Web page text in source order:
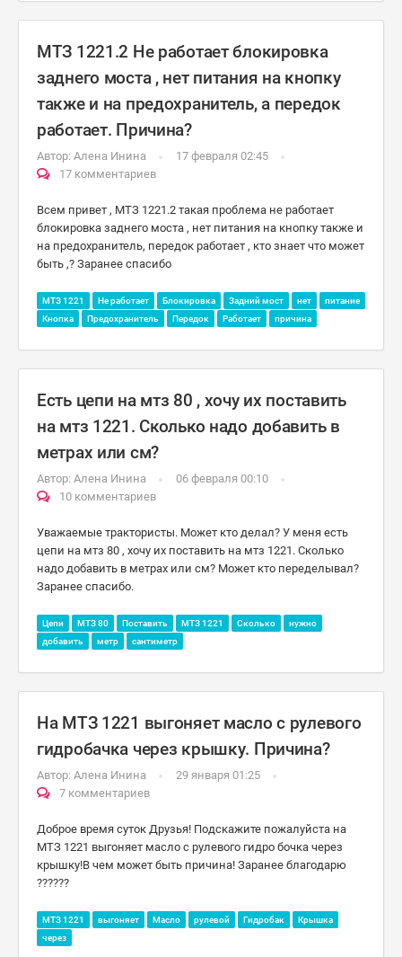
МТЗ 1221.2 Не работает блокировка
заднего моста , нет питания на кнопку
также и на предохранитель, а передок
работает. Причина?
Автор: Алена Инина
17 февраля 02:45
17 комментариев
Всем привет , МТЗ 1221.2 такая проблема не работает
блокировка заднего моста , нет питания на кнопку также и
на предохранитель, передок работает , кто знает что может
быть ,? Заранее спасибо
МТЗ 1221 Не работает Блокировка Задний мост нет
питание
Кнопка
Предохранитель Передок Работает причина
Есть цепи на мтз 80 , хочу их поставить
на мтз 1221. Сколько надо добавить в
метрах или см?
Автор: Алена Инина
06 февраля 00:10
10 комментариев
Уважаемые трактористы. Может кто делал? У меня есть
цепи на мтз 80 , хочу их поставить на мтз 1221. Сколько
надо добавить в метрах или см? Может кто переделывал?
Заранее спасибо.
Цепи МТЗ 80 Поставить МТЗ 1221 Сколько
нужно
добавить
метр сантиметр
На МТЗ 1221 выгоняет масло с рулевого
гидробачка через крышку. Причина?
Автор: Алена Инина
29 января 01:25
7 комментариев
Доброе время суток Друзья! Подскажите пожалуйста на
МТЗ 1221 выгоняет масло с рулевого гидро бочка через
крышку!В чем может быть причина! Заранее благодарю
??????
МТЗ 1221 выгоняет Масло рулевой Гидробак
Крышка
через